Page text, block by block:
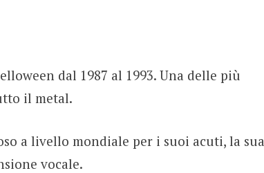
dal 1987 al 1993. Una delle più
il metal.
a livello mondiale per i suoi acuti, la sua
vocale.